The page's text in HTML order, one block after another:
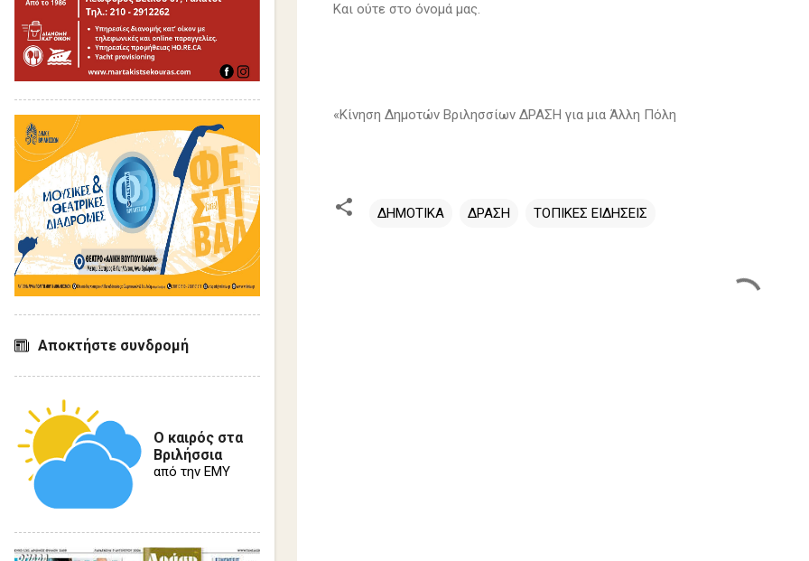
Και ούτε στο όνομά μας.
«Κίνηση Δημοτών Βριλησσίων ΔΡΑΣΗ για μια Άλλη Πόλη
ΔΗΜΟΤΙΚΑ ΔΡΑΣΗ ΤΟΠΙΚΕΣ ΕΙΔΗΣΕΙΣ
Αποκτήστε συνδρομή
Ο καιρός στα
Βριλήσσια
από την ΕΜΥ